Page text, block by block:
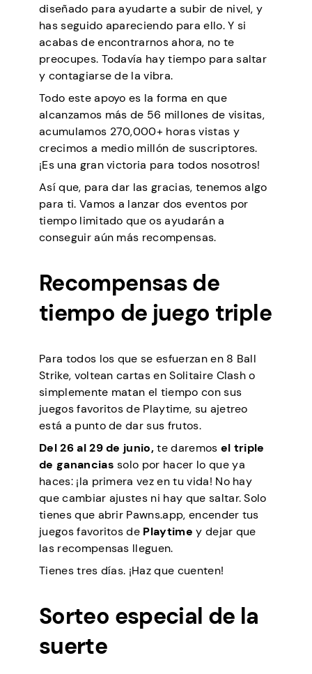
diseñado para ayudarte a subir de nivel, y
has seguido apareciendo para ello. Y si
acabas de encontrarnos ahora, no te
preocupes. Todavía hay tiempo para saltar
y contagiarse de la vibra.
Todo este apoyo es la forma en que
alcanzamos más de 56 millones de visitas,
acumulamos 270,000+ horas vistas y
crecimos a medio millón de suscriptores.
¡Es una gran victoria para todos nosotros!
Así que, para dar las gracias, tenemos algo
para ti. Vamos a lanzar dos eventos por
tiempo limitado que os ayudarán a
conseguir aún más recompensas.
Recompensas de
tiempo de juego triple
Para todos los que se esfuerzan en 8 Ball
Strike, voltean cartas en Solitaire Clash o
simplemente matan el tiempo con sus
juegos favoritos de Playtime, su ajetreo
está a punto de dar sus frutos.
Del 26 al 29 de junio,te daremos el triple
de ganancias solo por hacer lo que ya
haces: ¡la primera vez en tu vida! No hay
que cambiar ajustes ni hay que saltar. Solo
tienes que abrir Pawns.app, encender tus
juegos favoritos de Playtime y dejar que
las recompensas lleguen.
Tienes tres días. ¡Haz que cuenten!
Sorteo especial de la
suerte